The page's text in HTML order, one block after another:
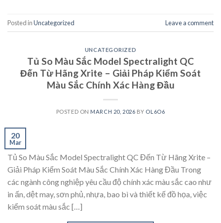
Posted inUncategorized Leave a comment
UNCATEGORIZED
Tủ So Màu Sắc Model Spectralight QC
Đến Từ Hãng Xrite – Giải Pháp Kiểm Soát
Màu Sắc Chính Xác Hàng Đầu
POSTED ON MARCH 20, 2026 BY OL6O6
20
Mar
Tủ So Màu Sắc Model Spectralight QC Đến Từ Hãng Xrite –
Giải Pháp Kiểm Soát Màu Sắc Chính Xác Hàng Đầu Trong
các ngành công nghiệp yêu cầu độ chính xác màu sắc cao như
in ấn, dệt may, sơn phủ, nhựa, bao bì và thiết kế đồ họa, việc
kiểm soát màu sắc […]